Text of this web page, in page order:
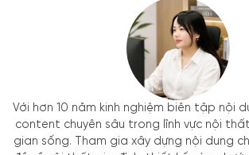
Với hơn 10 năm kinh nghiệm biên tập nội
content chuyên sâu trong lĩnh vực nội
gian sống. Tham gia xây dựng nội dung